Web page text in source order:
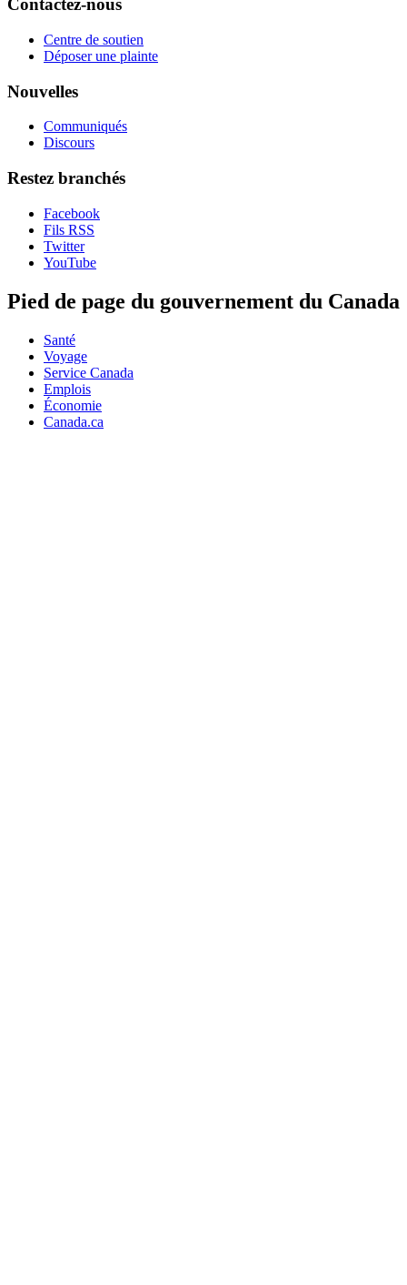
Contactez-nous
Centre de soutien
Déposer une plainte
Nouvelles
Communiqués
Discours
Restez branchés
Facebook
Fils RSS
Twitter
YouTube
Pied de page du gouvernement du Canada
Santé
Voyage
Service Canada
Emplois
Économie
Canada.ca